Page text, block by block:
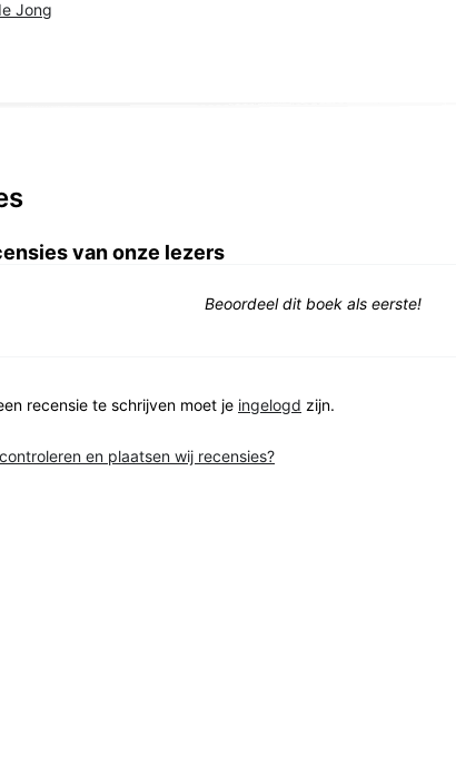
Jong
van onze lezers
Beoordeel dit boek als eerste!
recensie te schrijven moet je ingelogd zijn.
en plaatsen wij recensies?